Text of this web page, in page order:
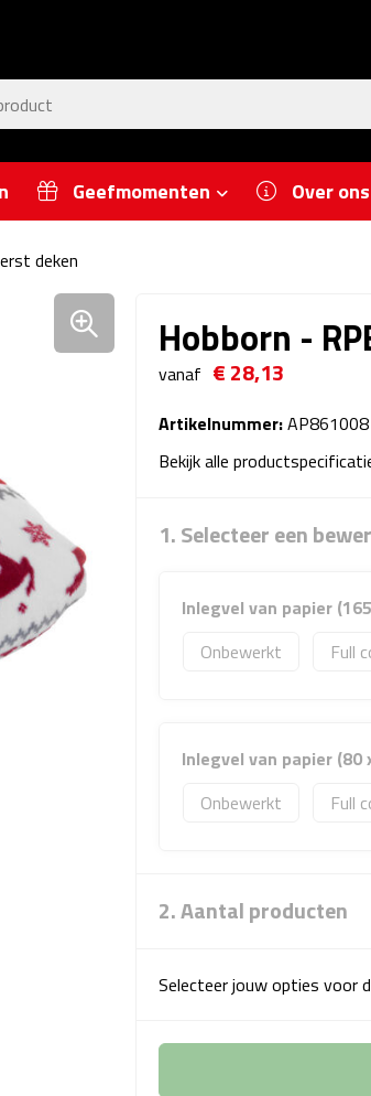
Geefmomenten Over ons
deken
Hobborn -
vanaf € 28,13
Artikelnummer:AP861008
Bekijk alle
1. Selecteer een
Inlegvel van papier
Onbewerkt
Full
Inlegvel van papier (80
Onbewerkt
Full
2. Aantal producten
Selecteer jouw opties voor